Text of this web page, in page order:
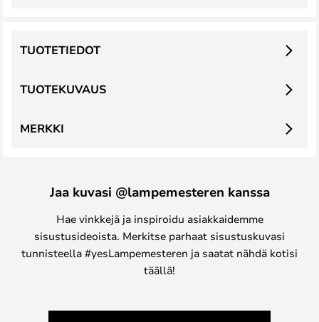
TUOTEKUVAUS
TUOTETIEDOT
MERKKI
Jaa kuvasi @lampemesteren kanssa
Hae vinkkejä ja inspiroidu asiakkaidemme
sisustusideoista. Merkitse parhaat sisustuskuvasi
tunnisteella #yesLampemesteren ja saatat nähdä kotisi
täällä!